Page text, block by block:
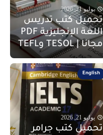
يوليو 21, 2026
تحميل كتب تدريس
اللغة الإنجليزية PDF
مجانا | TESOL وTEFL
English
يوليو 21, 2026
تحميل كتب جرامر